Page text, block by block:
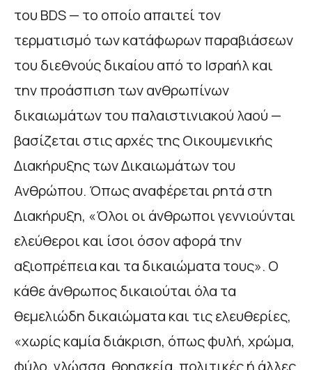
του BDS — το οποίο απαιτεί τον
τερματισμό των κατάφωρων παραβιάσεων
του διεθνούς δικαίου από το Ισραήλ και
την προάσπιση των ανθρωπίνων
δικαιωμάτων του παλαιστινιακού λαού —
βασίζεται στις αρχές της Οικουμενικής
Διακήρυξης των Δικαιωμάτων του
Ανθρώπου. Όπως αναφέρεται ρητά στη
Διακήρυξη, «Όλοι οι άνθρωποι γεννιούνται
ελεύθεροι και ίσοι όσον αφορά την
αξιοπρέπεια και τα δικαιώματα τους». Ο
κάθε άνθρωπος δικαιούται όλα τα
θεμελιώδη δικαιώματα και τις ελευθερίες,
«χωρίς καμία διάκριση, όπως φυλή, χρώμα,
φύλο, γλώσσα, θρησκεία, πολιτικές ή άλλες